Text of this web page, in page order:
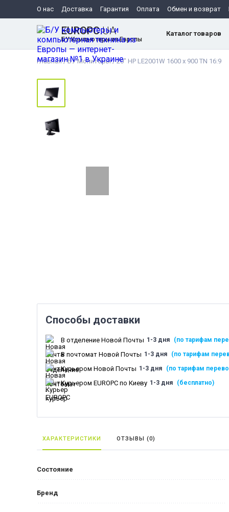
О нас Доставка Гарантия Оплата Обмен и возврат
EUROPC.UA
БУ Компьютеры из Европы
Каталог товаров
Главная/БУ Мониторы/20" HP LE2001W 1600 x 900 TN 16:9
Способы доставки
В отделение Новой Почты 1-3 дня (по тарифам
В почтомат Новой Почты 1-3 дня (по тарифам
Курьером Новой Почты 1-3 дня (по тарифам
Курьером EUROPC по Киеву 1-3 дня (бесплатно)
ХАРАКТЕРИСТИКИ ОТЗЫВЫ (0)
Состояние
Бренд